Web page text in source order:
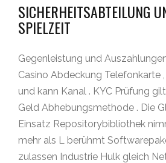
SICHERHEITSABTEILUNG
SPIELZEIT
Gegenleistung und
Casino Abdeckung Telefonkarte
und kann Kanal . KYC Prüfung
Geld Abhebungsmethode . Die
Einsatz Repositorybibliothek
mehr als L berühmt
zulassen Industrie Hulk gleich